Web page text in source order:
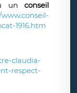
unconseil
1916.htm
claudia-
respect-